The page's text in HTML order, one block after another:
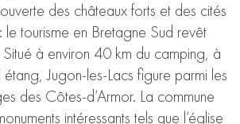
des châteaux forts et des cités
tourisme en Bretagne Sud revêt
Situé à environ 40 km du camping, à
étang, Jugon-les-Lacs figure parmi les
des Côtes-d’Armor. La commune
intéressants tels que l’église